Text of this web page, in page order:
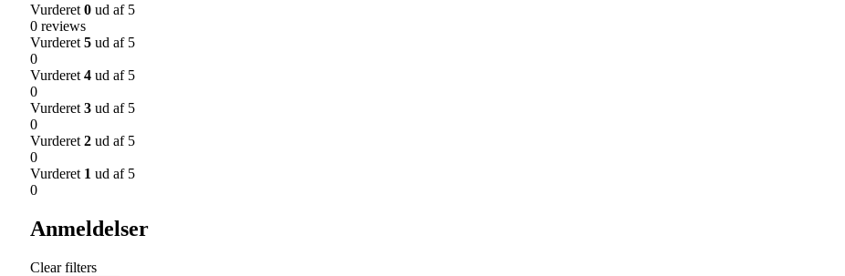
Vurderet 0 ud af 5
0 reviews
Vurderet 5 ud af 5
0
Vurderet 4 ud af 5
0
Vurderet 3 ud af 5
0
Vurderet 2 ud af 5
0
Vurderet 1 ud af 5
0
Anmeldelser
Clear filters